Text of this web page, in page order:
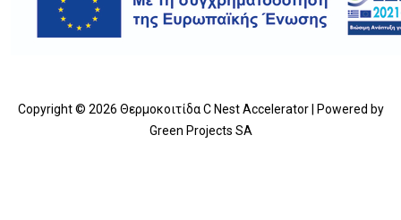
Copyright © 2026 Θερμοκοιτίδα C Nest Accelerator | Powered by
Green Projects SA